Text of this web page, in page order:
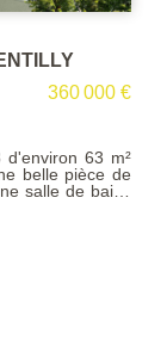
Prestations
T6 situé au
habitables il est
avec de
qui ont